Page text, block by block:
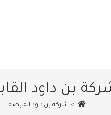
بن داود
> شركة بن داود القابضة